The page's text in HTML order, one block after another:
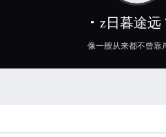
z日暮途远
像一艘从来都不曾靠